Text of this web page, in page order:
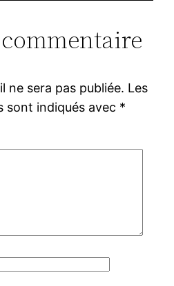
ne sera pas publiée. Les
sont indiqués avec *